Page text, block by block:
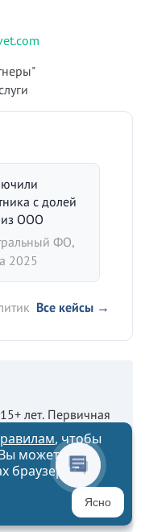
с долей
ООО
ФО,
2025
Все кейсы →
лет. Первичная
, чтобы
можете
браузера
Ясно